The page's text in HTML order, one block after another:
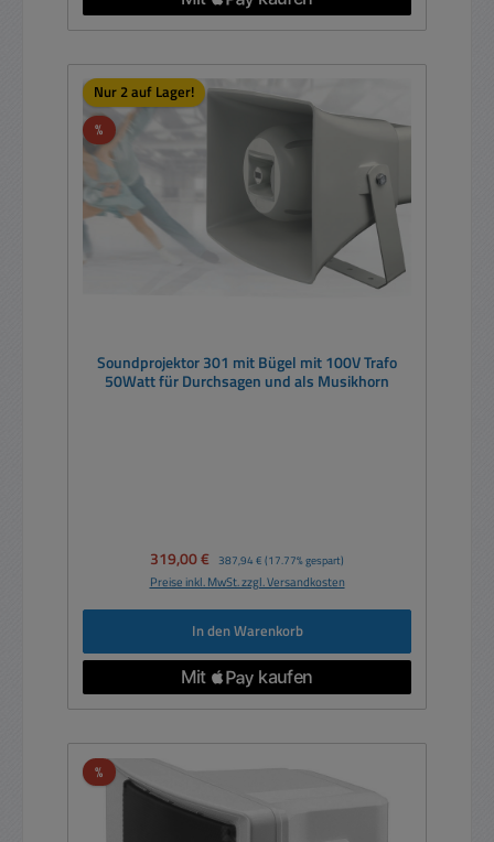
Nur 2 auf Lager!
%Rabatt
Soundprojektor 301 mit Bügel mit 100V Trafo
50Watt für Durchsagen und als Musikhorn
Verkaufspreis:
319,00 € Regulärer Preis:
387,94 € (17.77% gespart)
Preise inkl. MwSt. zzgl. Versandkosten
In den Warenkorb
%Rabatt